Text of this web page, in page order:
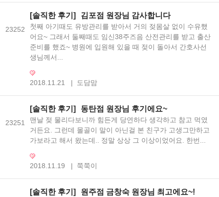
23252
[솔직한 후기] 김포점 원장님 감사합니다
첫째 아기때도 유방관리를 받아서 거의 젖몸살 없이 수유했
어요~ 그래서 둘째때도 임신38주즈음 산전관리를 받고 출산
준비를 했죠~ 병원에 입원해 있을 때 젖이 돌아서 간호사선
생님께서...
2018.11.21 | 도담맘
23251
[솔직한 후기] 동탄점 원장님 후기에요~
맨날 젖 물리다보니까 힘든게 당연하다 생각하고 참고 먹였
거든요. 그런데 몰골이 말이 아닌걸 본 친구가 고생그만하고
가보라고 해서 왔는데.. 정말 상상 그 이상이었어요. 한번...
2018.11.19 | 쭉쭉이
[솔직한 후기] 원주점 금창숙 원장님 최고에요~!